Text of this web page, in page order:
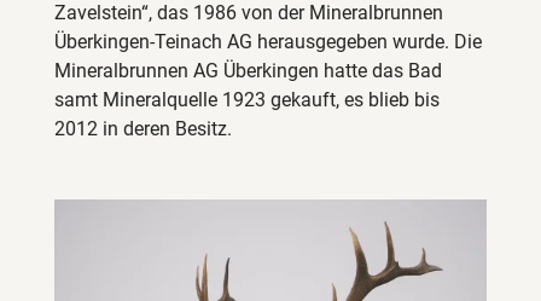
Zavelstein“, das 1986 von der Mineralbrunnen
Überkingen-Teinach AG herausgegeben wurde. Die
Mineralbrunnen AG Überkingen hatte das Bad
samt Mineralquelle 1923 gekauft, es blieb bis
2012 in deren Besitz.